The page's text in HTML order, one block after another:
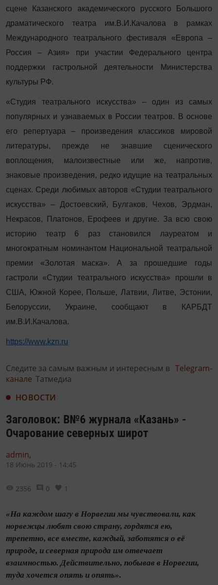
сцене Казанского академического русского Большого
драматического театра им.В.И.Качалова в рамках
Международного театрального фестиваля «Европа –
Россия – Азия» при участии Федерального центра
поддержки гастрольной деятельности Министерства
культуры РФ.
«Студия театрального искусства» – один из самых
популярных и узнаваемых в России театров. В основе
его репертуара – произведения классиков мировой
литературы, прежде не знавшие сценического
воплощения, малоизвестные или же, напротив,
знаковые произведения, редко идущие на театральных
сценах. Среди любимых авторов «Студии театрального
искусства» – Достоевский, Булгаков, Чехов, Эрдман,
Некрасов, Платонов, Ерофеев и другие. За всю свою
историю театр 6 раз становился лауреатом и
многократным номинантом Национальной театральной
премии «Золотая маска». А за прошедшие годы
гастроли «Студии театрального искусства» прошли в
США, Южной Корее, Польше, Латвии, Литве, Эстонии,
Белоруссии, Украине, сообщают в КАРБДТ
им.В.И.Качалова.
https://www.kzn.ru
Следите за самым важным и интересным в Telegram-
канале Татмедиа
НОВОСТИ
Заголовок: В№6 журнала «Казань» -
Очарование северных широт
admin,
18 Июнь 2019 - 14:45
2356 0 1
«На каждом шагу в Норвегии мы чувствовали, как
норвежцы любят свою страну, гордятся ею,
трепетно, все вместе, каждый, заботятся о её
природе, и северная природа им отвечает
взаимностью. Действительно, побывав в Норвегии,
туда хочется опять и опять».